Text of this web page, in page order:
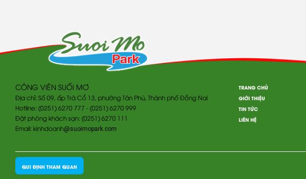
CÔNG VIÊN SUỐI MƠ
Địa chỉ: Số 09, ấp Trà Cổ 13, phường Tân Phú, Thành phố Đồng Nai
Hotline: (0251) 6270 777 - (0251) 6270 999
Đặt phòng khách sạn: (0251) 6270 111
Email: kinhdoanh@suoimopark.com
TRANG CHỦ
GIỚI THIỆU
TIN TỨC
LIÊN HỆ
QUI ĐỊNH THAM QUAN